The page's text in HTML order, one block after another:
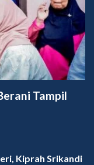
Tampil
Kiprah Srikandi